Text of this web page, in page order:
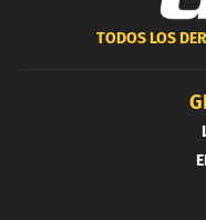
TODOS LOS